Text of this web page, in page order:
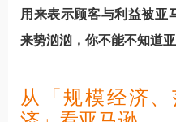
用来表示顾客与利益被亚
来势汹汹，你不能不知道亚
从「规模经济